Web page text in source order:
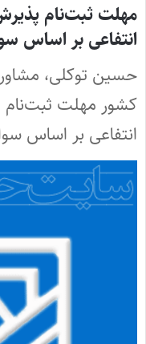
مهلت ثبت‌نام
انتفاعی بر اساس
حسین توکلی،
کشور مهلت ثبت‌نام
انتفاعی بر اساس